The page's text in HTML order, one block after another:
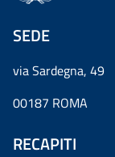
SEDE
via Sardegna, 49
00187 ROMA
RECAPITI